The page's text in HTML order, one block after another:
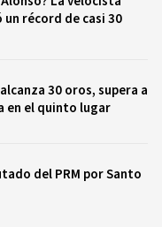
récord de casi 30
30 oros, supera a
en el quinto lugar
del PRM por Santo